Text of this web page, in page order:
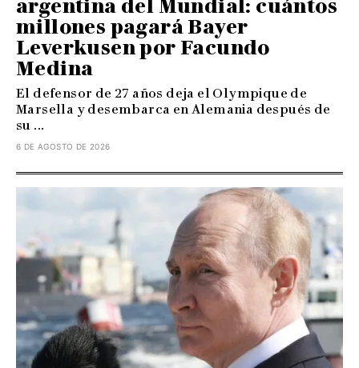
argentina del Mundial: cuántos
millones pagará Bayer
Leverkusen por Facundo
Medina
El defensor de 27 años deja el Olympique de
Marsella y desembarca en Alemania después de
su ...
6 DE AGOSTO DE 2026